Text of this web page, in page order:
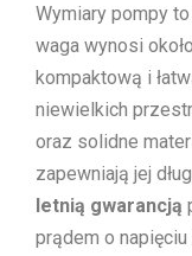
Wymiary pompy to
waga wynosi około
kompaktową i
niewielkich
oraz solidne
zapewniają jej
letnią gwarancją
prądem o napięciu